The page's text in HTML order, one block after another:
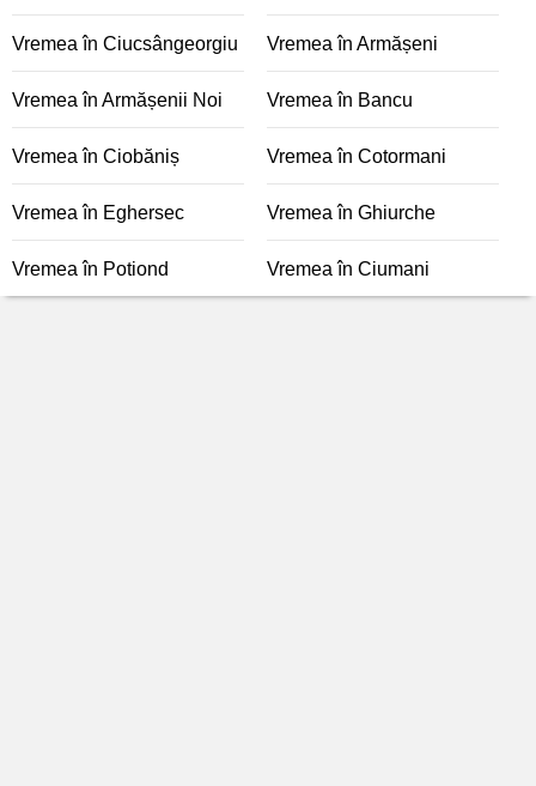
Vremea în Ciucsângeorgiu Vremea în Armășeni
Vremea în Armășenii Noi Vremea în Bancu
Vremea în Ciobăniș Vremea în Cotormani
Vremea în Eghersec Vremea în Ghiurche
Vremea în Potiond Vremea în Ciumani